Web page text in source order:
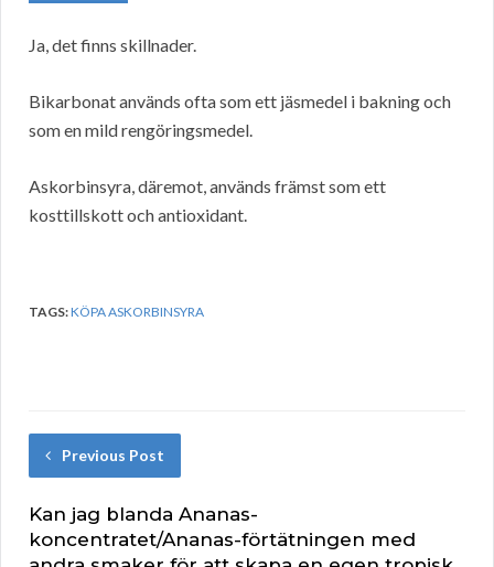
Ja, det finns skillnader.
Bikarbonat används ofta som ett jäsmedel i bakning och
som en mild rengöringsmedel.
Askorbinsyra, däremot, används främst som ett
kosttillskott och antioxidant.
TAGS:KÖPA ASKORBINSYRA
Previous Post
Kan jag blanda Ananas-
koncentratet/Ananas-förtätningen med